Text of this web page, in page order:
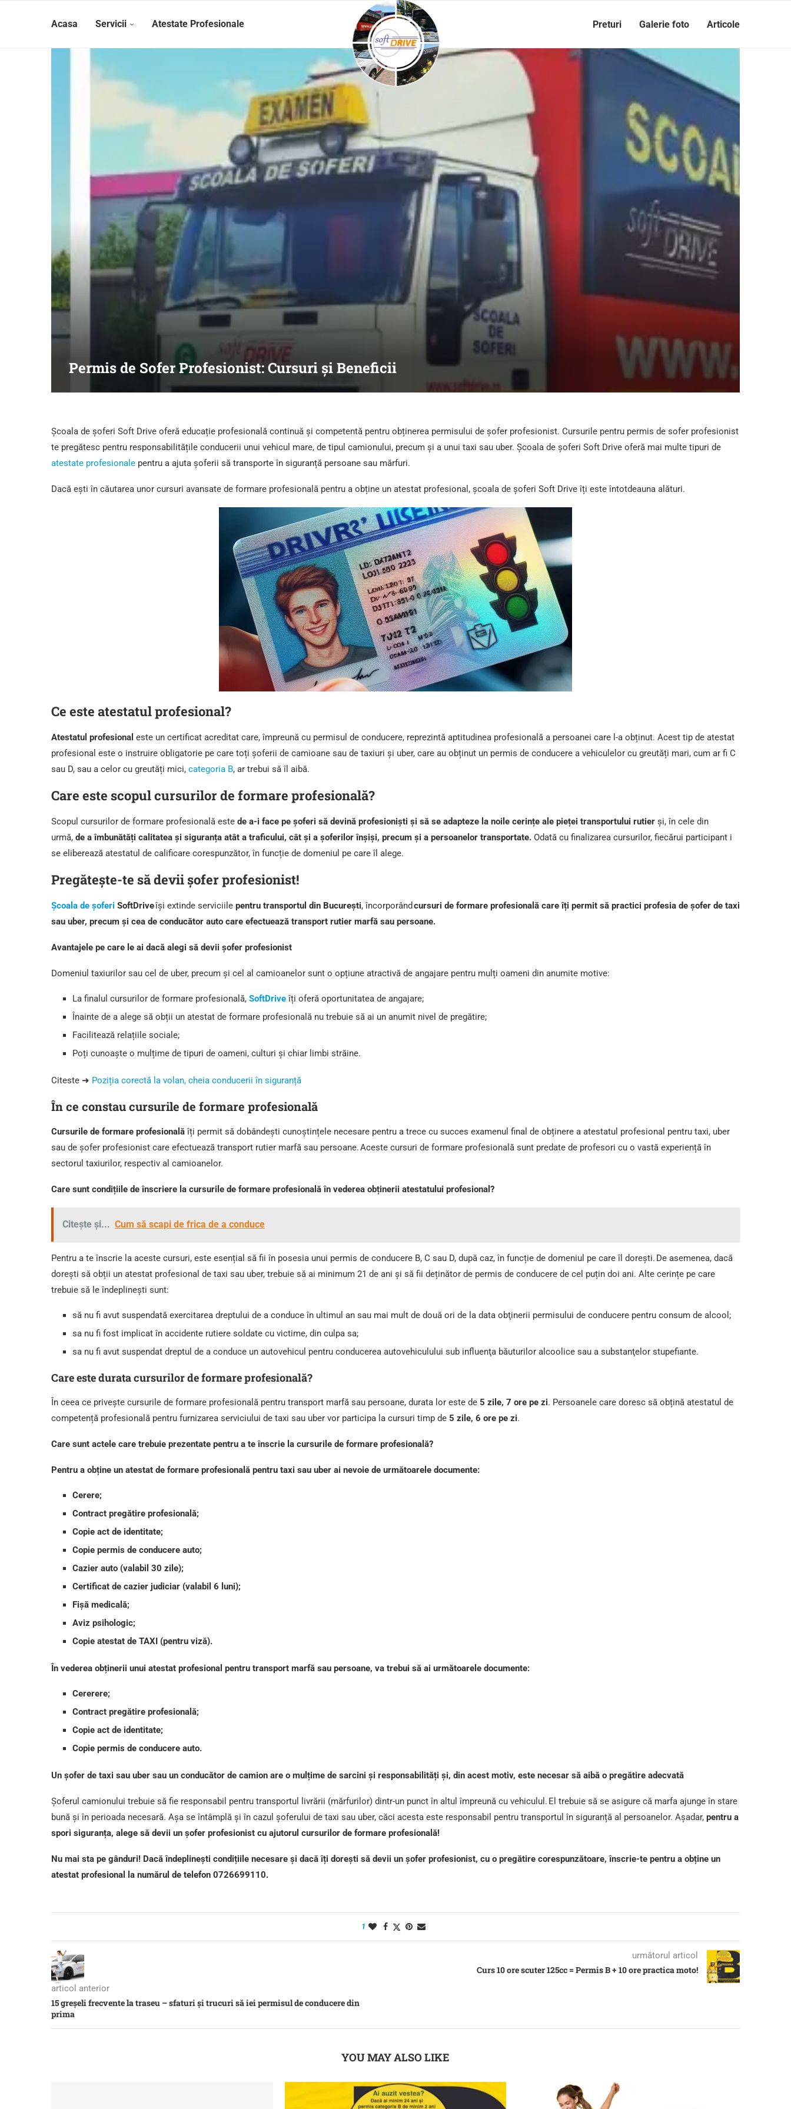
Acasa Servicii Atestate Profesionale Preturi Galerie foto Articole
Permis de Sofer Profesionist: Cursuri și Beneficii
Școala de șoferi Soft Drive oferă educație profesională continuă și competentă pentru obținerea permisului de șofer profesionist. Cursurile pentru permis de sofer profesionist
te pregătesc pentru responsabilitățile conducerii unui vehicul mare, de tipul camionului, precum și a unui taxi sau uber. Școala de șoferi Soft Drive oferă mai multe tipuri de
atestate profesionale pentru a ajuta șoferii să transporte în siguranță persoane sau mărfuri.
Dacă ești în căutarea unor cursuri avansate de formare profesională pentru a obține un atestat profesional, școala de șoferi Soft Drive îți este întotdeauna alături.
Ce este atestatul profesional?
Atestatul profesional este un certificat acreditat care, împreună cu permisul de conducere, reprezintă aptitudinea profesională a persoanei care l-a obținut. Acest tip de atestat
profesional este o instruire obligatorie pe care toți șoferii de camioane sau de taxiuri și uber, care au obținut un permis de conducere a vehiculelor cu greutăți mari, cum ar fi C
sau D, sau a celor cu greutăți mici, categoria B, ar trebui să îl aibă.
Care este scopul cursurilor de formare profesională?
Scopul cursurilor de formare profesională este de a-i face pe șoferi să devină profesioniști și să se adapteze la noile cerințe ale pieței transportului rutier și, în cele din
urmă, de a îmbunătăți calitatea și siguranța atât a traficului, cât și a șoferilor înșiși, precum și a persoanelor transportate. Odată cu finalizarea cursurilor, fiecărui participant i
se eliberează atestatul de calificare corespunzător, în funcție de domeniul pe care îl alege.
Pregătește-te să devii șofer profesionist!
Școala de șoferi SoftDriveîși extinde serviciile pentru transportul din București, încorporând cursuri de formare profesională care îți permit să practici profesia de șofer de taxi
sau uber, precum și cea de conducător auto care efectuează transport rutier marfă sau persoane.
Avantajele pe care le ai dacă alegi să devii șofer profesionist
Domeniul taxiurilor sau cel de uber, precum și cel al camioanelor sunt o opțiune atractivă de angajare pentru mulți oameni din anumite motive:
La finalul cursurilor de formare profesională, SoftDrive îți oferă oportunitatea de angajare;
Înainte de a alege să obții un atestat de formare profesională nu trebuie să ai un anumit nivel de pregătire;
Facilitează relațiile sociale;
Poți cunoaște o mulțime de tipuri de oameni, culturi și chiar limbi străine.
Citeste ➜ Poziția corectă la volan, cheia conducerii în siguranță
În ce constau cursurile de formare profesională
Cursurile de formare profesională îți permit să dobândești cunoștințele necesare pentru a trece cu succes examenul final de obținere a atestatul profesional pentru taxi, uber
sau de șofer profesionist care efectuează transport rutier marfă sau persoane. Aceste cursuri de formare profesională sunt predate de profesori cu o vastă experiență în
sectorul taxiurilor, respectiv al camioanelor.
Care sunt condițiile de înscriere la cursurile de formare profesională în vederea obținerii atestatului profesional?
Citește și... Cum să scapi de frica de a conduce
Pentru a te înscrie la aceste cursuri, este esențial să fii în posesia unui permis de conducere B, C sau D, după caz, în funcție de domeniul pe care îl dorești. De asemenea, dacă
dorești să obții un atestat profesional de taxi sau uber, trebuie să ai minimum 21 de ani și să fii deținător de permis de conducere de cel puțin doi ani. Alte cerințe pe care
trebuie să le îndeplinești sunt:
să nu fi avut suspendată exercitarea dreptului de a conduce în ultimul an sau mai mult de două ori de la data obţinerii permisului de conducere pentru consum de alcool;
sa nu fi fost implicat în accidente rutiere soldate cu victime, din culpa sa;
sa nu fi avut suspendat dreptul de a conduce un autovehicul pentru conducerea autovehiculului sub influenţa băuturilor alcoolice sau a substanţelor stupefiante.
Care este durata cursurilor de formare profesională?
În ceea ce privește cursurile de formare profesională pentru transport marfă sau persoane, durata lor este de 5 zile, 7 ore pe zi. Persoanele care doresc să obțină atestatul de
competență profesională pentru furnizarea serviciului de taxi sau uber vor participa la cursuri timp de 5 zile, 6 ore pe zi.
Care sunt actele care trebuie prezentate pentru a te înscrie la cursurile de formare profesională?
Pentru a obține un atestat de formare profesională pentru taxi sau uber ai nevoie de următoarele documente:
Cerere;
Contract pregătire profesională;
Copie act de identitate;
Copie permis de conducere auto;
Cazier auto (valabil 30 zile);
Certificat de cazier judiciar (valabil 6 luni);
Fişă medicală;
Aviz psihologic;
Copie atestat de TAXI (pentru viză).
În vederea obținerii unui atestat profesional pentru transport marfă sau persoane, va trebui să ai următoarele documente:
Cererere;
Contract pregătire profesională;
Copie act de identitate;
Copie permis de conducere auto.
Un șofer de taxi sau uber sau un conducător de camion are o mulțime de sarcini și responsabilități și, din acest motiv, este necesar să aibă o pregătire adecvată
Șoferul camionului trebuie să fie responsabil pentru transportul livrării (mărfurilor) dintr-un punct în altul împreună cu vehiculul. El trebuie să se asigure că marfa ajunge în stare
bună și în perioada necesară. Așa se întâmplă și în cazul șoferului de taxi sau uber, căci acesta este responsabil pentru transportul în siguranță al persoanelor. Așadar, pentru a
spori siguranța, alege să devii un șofer profesionist cu ajutorul cursurilor de formare profesională!
Nu mai sta pe gânduri! Dacă îndeplinești condițiile necesare și dacă îți dorești să devii un șofer profesionist, cu o pregătire corespunzătoare, înscrie-te pentru a obține un
atestat profesional la numărul de telefon 0726699110.
1
articol anterior
15 greșeli frecvente la traseu – sfaturi și trucuri să iei permisul de conducere din
prima
următorul articol
Curs 10 ore scuter 125cc = Permis B + 10 ore practica moto!
YOU MAY ALSO LIKE